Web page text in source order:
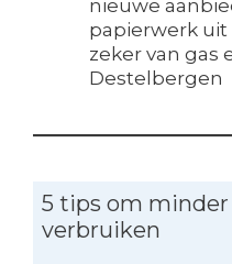
nieuwe
papierwerk uit
zeker van gas
Destelbergen
5 tips om
verbruiken